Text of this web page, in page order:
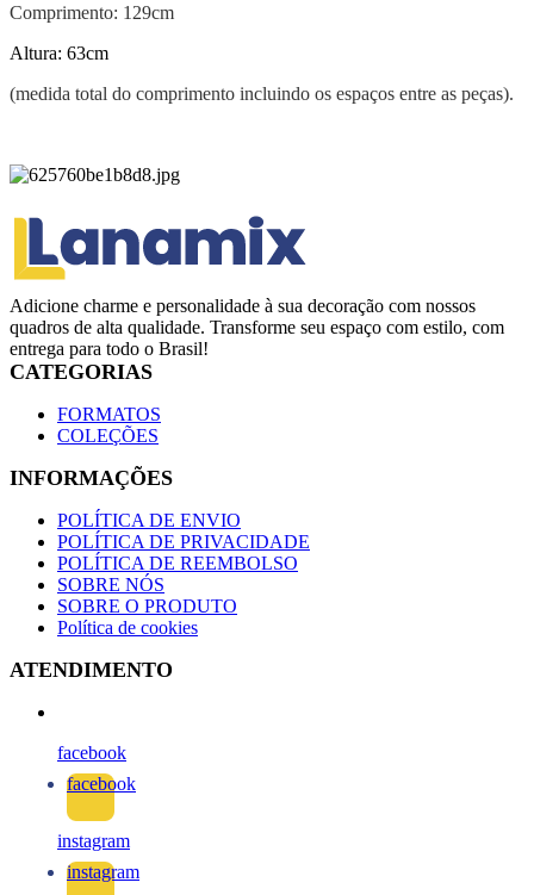
Comprimento: 129cm
Altura: 63cm
(medida total do comprimento incluindo os espaços entre as peças).
Adicione charme e personalidade à sua decoração com nossos
quadros de alta qualidade. Transforme seu espaço com estilo, com
entrega para todo o Brasil!
CATEGORIAS
FORMATOS
COLEÇÕES
INFORMAÇÕES
POLÍTICA DE ENVIO
POLÍTICA DE PRIVACIDADE
POLÍTICA DE REEMBOLSO
SOBRE NÓS
SOBRE O PRODUTO
Política de cookies
ATENDIMENTO
facebook
facebook
instagram
instagram